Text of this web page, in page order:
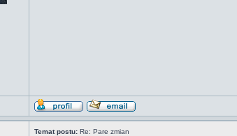
Temat postu: Re: Pare zmian